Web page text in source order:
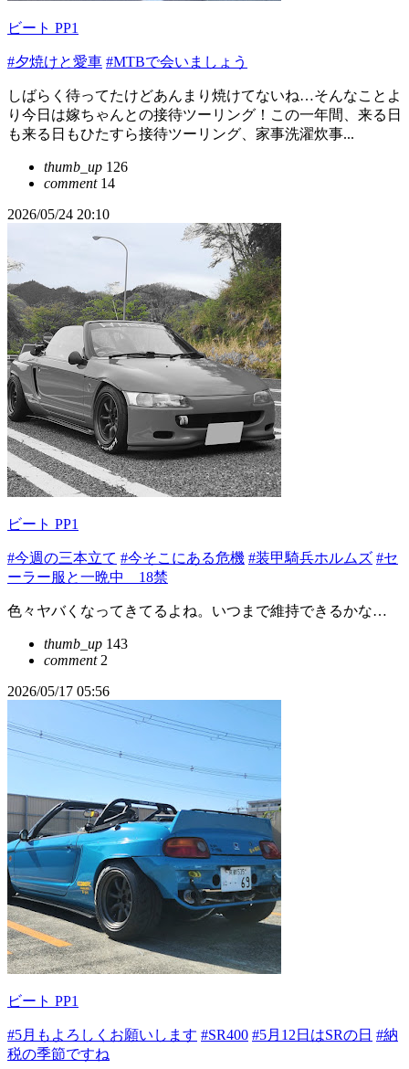
ビート PP1
#夕焼けと愛車 #MTBで会いましょう
しばらく待ってたけどあんまり焼けてないね…そんなことよ
り今日は嫁ちゃんとの接待ツーリング！この一年間、来る日
も来る日もひたすら接待ツーリング、家事洗濯炊事...
thumb_up 126
comment14
2026/05/24 20:10
ビート PP1
#今週の三本立て #今そこにある危機 #装甲騎兵ホルムズ #セ
ーラー服と一晩中 18禁
色々ヤバくなってきてるよね。いつまで維持できるかな…
thumb_up 143
comment2
2026/05/17 05:56
ビート PP1
#5月もよろしくお願いします #SR400 #5月12日はSRの日 #納
税の季節ですね